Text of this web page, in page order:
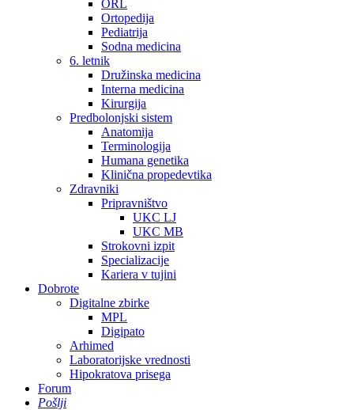
ORL
Ortopedija
Pediatrija
Sodna medicina
6. letnik
Družinska medicina
Interna medicina
Kirurgija
Predbolonjski sistem
Anatomija
Terminologija
Humana genetika
Klinična propedevtika
Zdravniki
Pripravništvo
UKC LJ
UKC MB
Strokovni izpit
Specializacije
Kariera v tujini
Dobrote
Digitalne zbirke
MPL
Digipato
Arhimed
Laboratorijske vrednosti
Hipokratova prisega
Forum
Pošlji